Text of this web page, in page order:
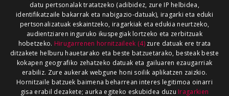
datu pertsonalak tratatzeko (adibidez, zure IP helbidea,
identifikatzaile bakarrak eta nabigazio-datuak), iragarki eta eduki
pertsonalizatuak eskaintzeko, iragarkiak eta edukia neurtzeko,
audientziaren inguruko ikuspegiak lortzeko eta zerbitzuak
hobetzeko. Hirugarrenen hornitzaileek (4)zure datuak ere trata
ditzakete helburu hauetarako eta beste batzuetarako, besteak beste
kokapen geografiko zehatzeko datuak eta gailuaren ezaugarriak
erabiliz. Zure aukerak webgune honi soilik aplikatzen zaizkio.
Hornitzaile batzuek baimena beharrean interes legitimoa oinarri
gisa erabil dezakete; aurka egiteko eskubidea duzu Iragarkien